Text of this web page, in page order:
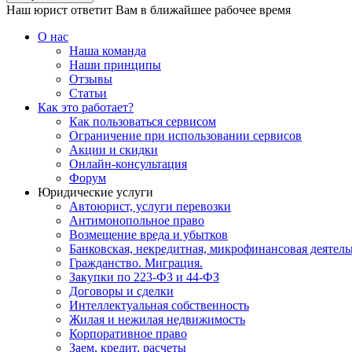
Наш юрист ответит Вам в ближайшее рабочее время
О нас
Наша команда
Наши принципы
Отзывы
Статьи
Как это работает?
Как пользоваться сервисом
Ограничение при использовании сервисов
Акции и скидки
Онлайн-консультация
Форум
Юридические услуги
Автоюрист, услуги перевозки
Антимонопольное право
Возмещение вреда и убытков
Банковская, некредитная, микрофинансовая
Гражданство. Миграция.
Закупки по 223-ФЗ и 44-ФЗ
Договоры и сделки
Интеллектуальная собственность
Жилая и нежилая недвижимость
Корпоративное право
Заем, кредит, расчеты